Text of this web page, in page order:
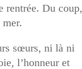
rentrée. Du coup,
sœurs, ni là ni
l’honneur et